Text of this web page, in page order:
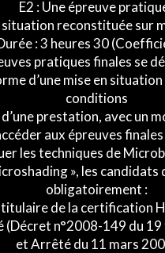
E2 : Une épreuve
situation reconstituée sur
: 3 heures 30
pratiques finales se
d’une mise en
conditions
prestation, avec un
aux épreuves finales
les techniques de
», les candidats
obligatoirement :
de la certification
(Décret n°2008-149 du
et Arrêté du 11 mars